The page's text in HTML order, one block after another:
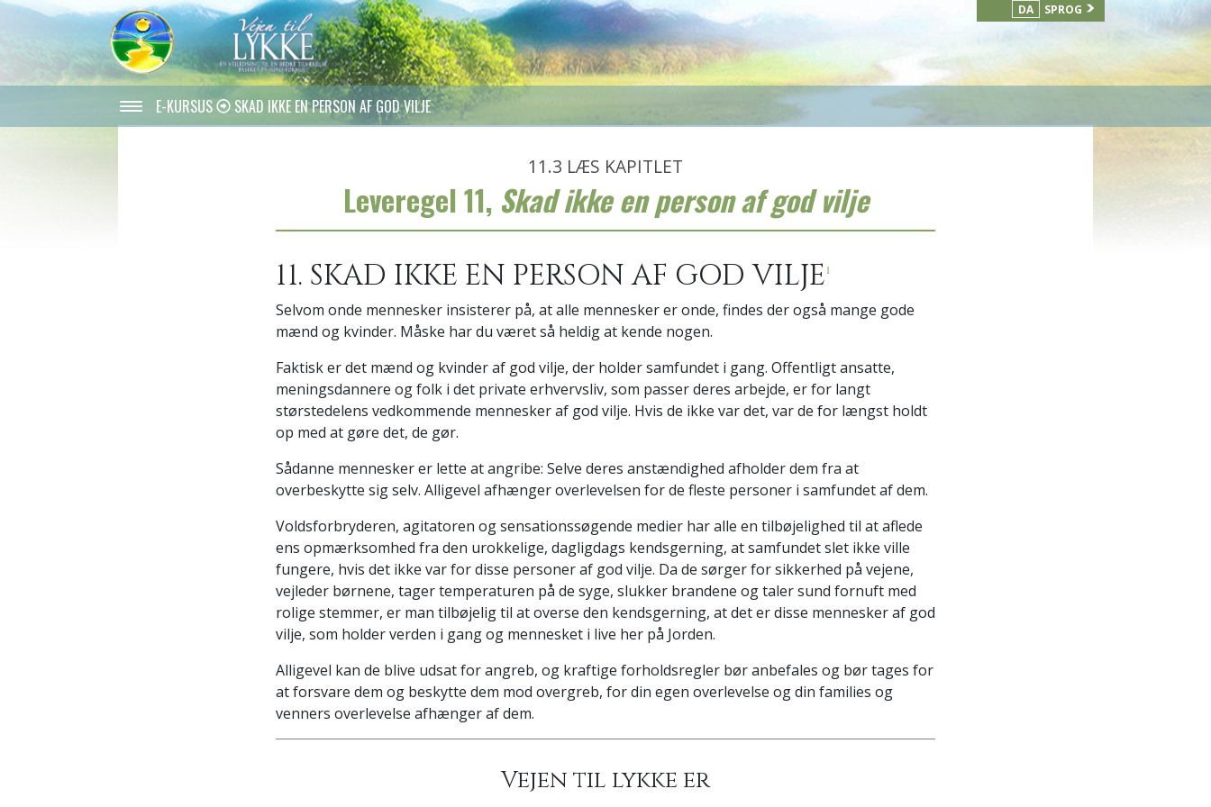
DA SPROG
E-KURSUS SKAD IKKE EN PERSON AF GOD VILJE
11.3 LÆS KAPITLET
Leveregel 11, Skad ikke en person af god vilje
11. SKAD IKKE EN PERSON AF GOD VILJE1
Selvom onde mennesker insisterer på, at alle mennesker er onde, findes der også mange gode
mænd og kvinder. Måske har du været så heldig at kende nogen.
Faktisk er det mænd og kvinder af god vilje, der holder samfundet i gang. Offentligt ansatte,
meningsdannere og folk i det private erhvervsliv, som passer deres arbejde, er for langt
størstedelens vedkommende mennesker af god vilje. Hvis de ikke var det, var de for længst holdt
op med at gøre det, de gør.
Sådanne mennesker er lette at angribe: Selve deres anstændighed afholder dem fra at
overbeskytte sig selv. Alligevel afhænger overlevelsen for de fleste personer i samfundet af dem.
Voldsforbryderen, agitatoren og sensationssøgende medier har alle en tilbøjelighed til at aflede
ens opmærksomhed fra den urokkelige, dagligdags kendsgerning, at samfundet slet ikke ville
fungere, hvis det ikke var for disse personer af god vilje. Da de sørger for sikkerhed på vejene,
vejleder børnene, tager temperaturen på de syge, slukker brandene og taler sund fornuft med
rolige stemmer, er man tilbøjelig til at overse den kendsgerning, at det er disse mennesker af god
vilje, som holder verden i gang og mennesket i live her på Jorden.
Alligevel kan de blive udsat for angreb, og kraftige forholdsregler bør anbefales og bør tages for
at forsvare dem og beskytte dem mod overgreb, for din egen overlevelse og din families og
venners overlevelse afhænger af dem.
Vejen til lykke er